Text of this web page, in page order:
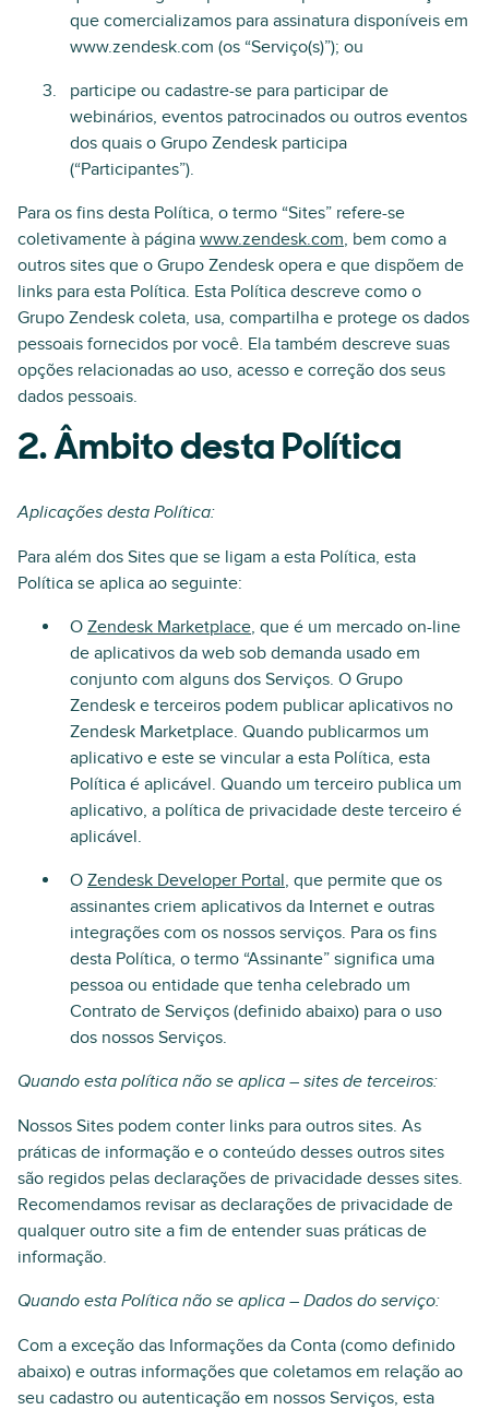
que comercializamos para assinatura disponíveis em
www.zendesk.com (os “Serviço(s)”); ou
participe ou cadastre-se para participar de
webinários, eventos patrocinados ou outros eventos
dos quais o Grupo Zendesk participa
(“Participantes”).
Para os fins desta Política, o termo “Sites” refere-se
coletivamente à página www.zendesk.com, bem como a
outros sites que o Grupo Zendesk opera e que dispõem de
links para esta Política. Esta Política descreve como o
Grupo Zendesk coleta, usa, compartilha e protege os dados
pessoais fornecidos por você. Ela também descreve suas
opções relacionadas ao uso, acesso e correção dos seus
dados pessoais.
2. Âmbito desta Política
Aplicações desta Política:
Para além dos Sites que se ligam a esta Política, esta
Política se aplica ao seguinte:
O Zendesk Marketplace, que é um mercado on-line
de aplicativos da web sob demanda usado em
conjunto com alguns dos Serviços. O Grupo
Zendesk e terceiros podem publicar aplicativos no
Zendesk Marketplace. Quando publicarmos um
aplicativo e este se vincular a esta Política, esta
Política é aplicável. Quando um terceiro publica um
aplicativo, a política de privacidade deste terceiro é
aplicável.
O Zendesk Developer Portal, que permite que os
assinantes criem aplicativos da Internet e outras
integrações com os nossos serviços. Para os fins
desta Política, o termo “Assinante” significa uma
pessoa ou entidade que tenha celebrado um
Contrato de Serviços (definido abaixo) para o uso
dos nossos Serviços.
Quando esta política não se aplica – sites de terceiros:
Nossos Sites podem conter links para outros sites. As
práticas de informação e o conteúdo desses outros sites
são regidos pelas declarações de privacidade desses sites.
Recomendamos revisar as declarações de privacidade de
qualquer outro site a fim de entender suas práticas de
informação.
Quando esta Política não se aplica – Dados do serviço:
Com a exceção das Informações da Conta (como definido
abaixo) e outras informações que coletamos em relação ao
seu cadastro ou autenticação em nossos Serviços, esta